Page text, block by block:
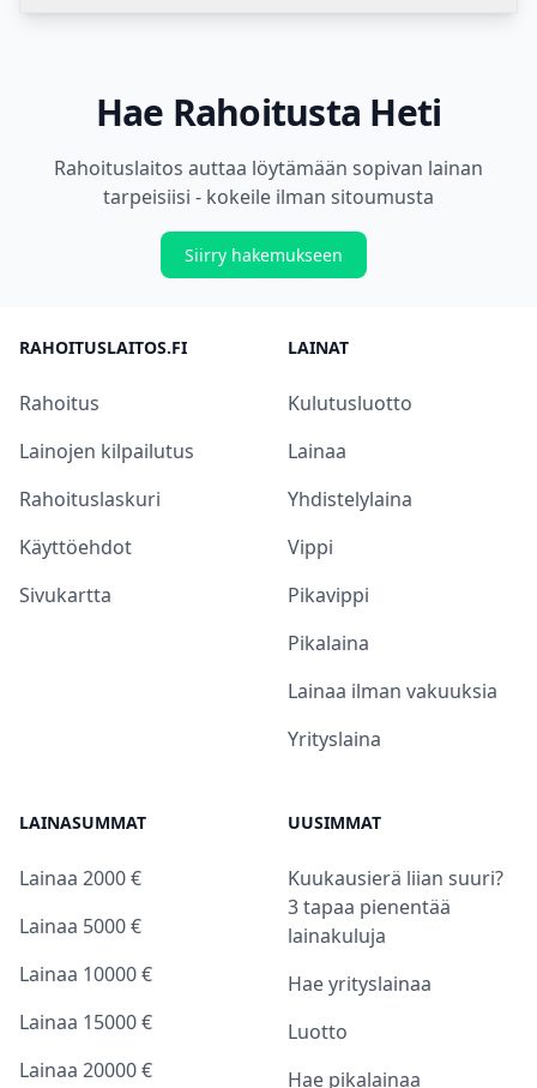
Hae Rahoitusta Heti
Rahoituslaitos auttaa löytämään sopivan lainan
tarpeisiisi - kokeile ilman sitoumusta
Siirry hakemukseen
RAHOITUSLAITOS.FI
Rahoitus
Lainojen kilpailutus
Rahoituslaskuri
Käyttöehdot
Sivukartta
LAINAT
Kulutusluotto
Lainaa
Yhdistelylaina
Vippi
Pikavippi
Pikalaina
Lainaa ilman vakuuksia
Yrityslaina
LAINASUMMAT
Lainaa 2000 €
Lainaa 5000 €
Lainaa 10000 €
Lainaa 15000 €
Lainaa 20000 €
UUSIMMAT
Kuukausierä liian suuri?
3 tapaa pienentää
lainakuluja
Hae yrityslainaa
Luotto
Hae pikalainaa